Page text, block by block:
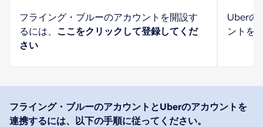
フライング・ブルーのアカウントを開設す
るには、 ここをクリックして登録してくだ
さい
Uberの
ントを
フライング・ブルーのアカウントとUberのアカウントを
連携するには、以下の手順に従ってください。